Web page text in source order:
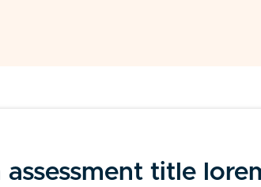
assessment title